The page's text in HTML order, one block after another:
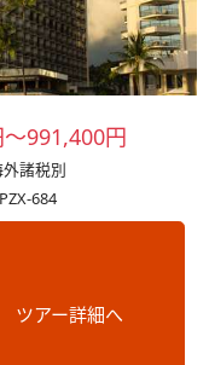
991,400円
諸税別
684
ツアー詳細へ